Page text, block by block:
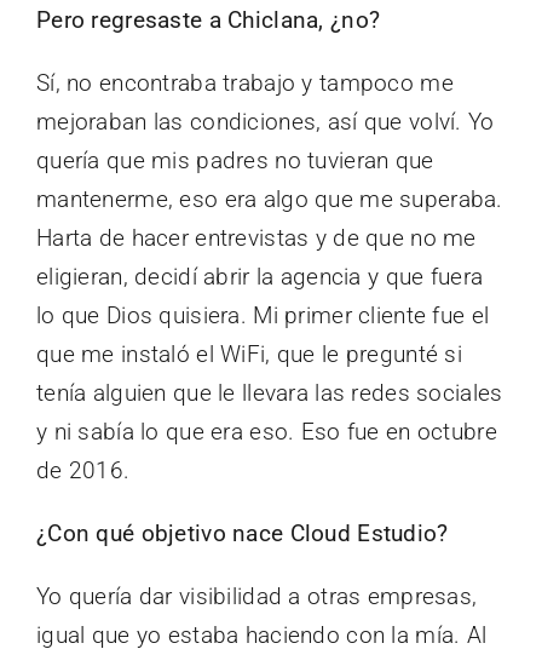
Pero regresaste a Chiclana, ¿no?
Sí, no encontraba trabajo y tampoco me
mejoraban las condiciones, así que volví. Yo
quería que mis padres no tuvieran que
mantenerme, eso era algo que me superaba.
Harta de hacer entrevistas y de que no me
eligieran, decidí abrir la agencia y que fuera
lo que Dios quisiera. Mi primer cliente fue el
que me instaló el WiFi, que le pregunté si
tenía alguien que le llevara las redes sociales
y ni sabía lo que era eso. Eso fue en octubre
de 2016.
¿Con qué objetivo nace Cloud Estudio?
Yo quería dar visibilidad a otras empresas,
igual que yo estaba haciendo con la mía. Al